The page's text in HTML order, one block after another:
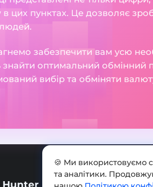
в цих пунктах. Це дозволяє
забезпечити вам усю
знайти оптимальний обмінний
вибір та обміняти
🍪 Ми використовуємо
та аналітики.